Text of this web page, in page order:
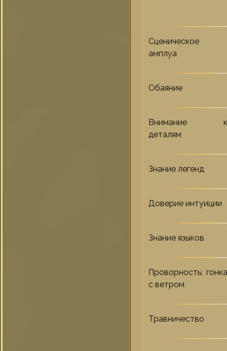
Сценическое
амплуа
Обаяние
Внимание к
деталям
Знание легенд
Доверие интуиции
Знание языков
Проворность: гонка
с ветром
Травничество